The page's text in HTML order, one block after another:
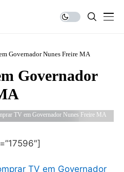
Governador Nunes Freire MA
Governador
TV em Governador Nunes Freire MA
TV em Governador